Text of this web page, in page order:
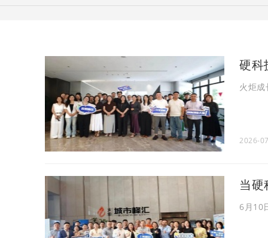
硬科
2026-
火炬
当
6月10